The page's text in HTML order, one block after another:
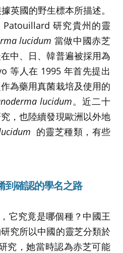
英國的野生標本所描述。
Patouillard 研究貴州的靈
lucidum 當做中國赤芝
中、日、韓普遍被採用為
等人在 1995 年首先提出
為藥用真菌栽培及使用的
lucidum。近二十
，也陸續發現歐洲以外地
的靈芝種類，有些
到確認的學名之路
，它究竟是哪個種？中國王
究所以中國的靈芝分類於
究，她當時認為赤芝可能